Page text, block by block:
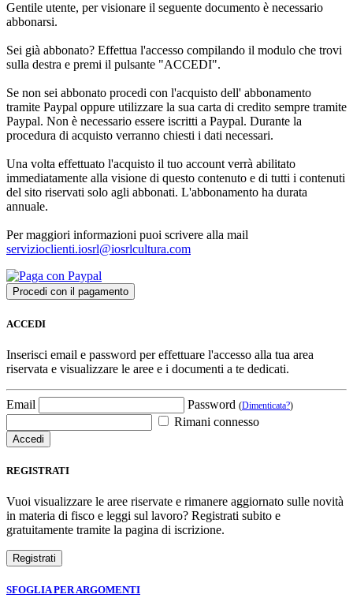
Gentile utente, per visionare il seguente documento è necessario
abbonarsi.
Sei già abbonato? Effettua l'accesso compilando il modulo che trovi
sulla destra e premi il pulsante "ACCEDI".
Se non sei abbonato procedi con l'acquisto dell' abbonamento
tramite Paypal oppure utilizzare la sua carta di credito sempre tramite
Paypal. Non è necessario essere iscritti a Paypal. Durante la
procedura di acquisto verranno chiesti i dati necessari.
Una volta effettuato l'acquisto il tuo account verrà abilitato
immediatamente alla visione di questo contenuto e di tutti i contenuti
del sito riservati solo agli abbonati. L'abbonamento ha durata
annuale.
Per maggiori informazioni puoi scrivere alla mail
servizioclienti.iosrl@iosrlcultura.com
ACCEDI
Inserisci email e password per effettuare l'accesso alla tua area
riservata e visualizzare le aree e i documenti a te dedicati.
Email Password (Dimenticata?)
Rimani connesso
REGISTRATI
Vuoi visualizzare le aree riservate e rimanere aggiornato sulle novità
in materia di fisco e leggi sul lavoro? Registrati subito e
gratuitamente tramite la pagina di iscrizione.
SFOGLIA PER ARGOMENTI